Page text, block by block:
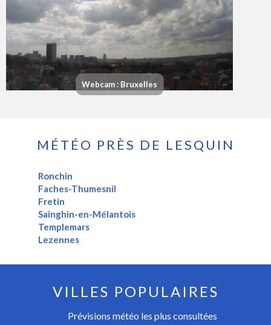
Webcam : Bruxelles
MÉTÉO PRÈS DE LESQUIN
Ronchin
Faches-Thumesnil
Fretin
Sainghin-en-Mélantois
Templemars
Lezennes
VILLES POPULAIRES
Prévisions météo les plus consultées